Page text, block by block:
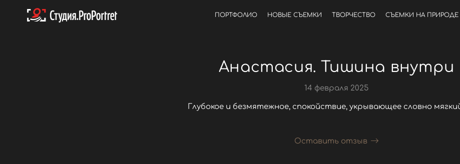
ПОРТФОЛИО НОВЫЕ СЪЕМКИ ТВОРЧЕСТВО СЪЕМКИ НА ПРИРОДЕ
Анастасия. Тишина внутри
14 февраля 2025
Глубокое и безмятежное, спокойствие, укрывающее словно
Оставить отзыв